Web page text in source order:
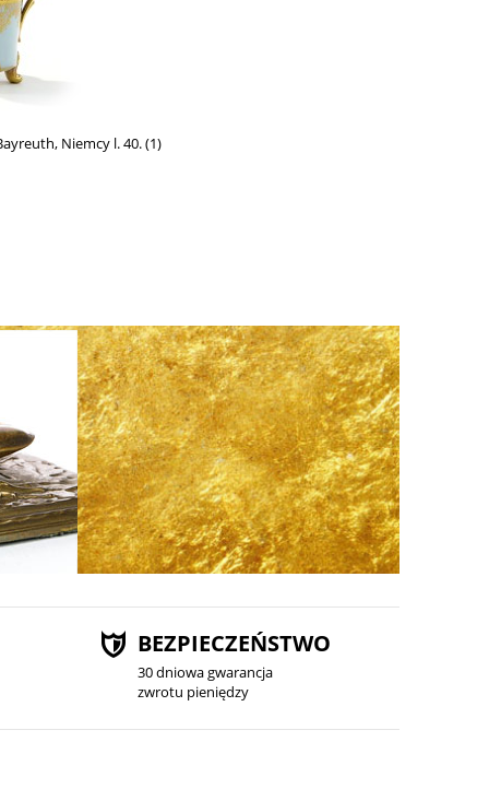
Niemcy l. 40. (1)
BEZPIECZEŃSTWO
30 dniowa gwarancja
zwrotu pieniędzy